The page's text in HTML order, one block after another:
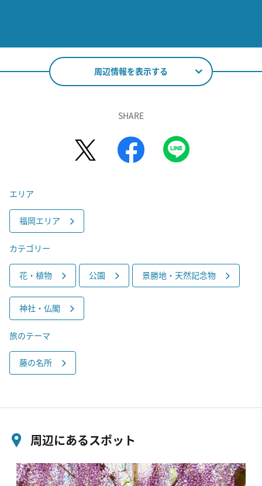
周辺情報を表示する
SHARE
エリア
福岡エリア
カテゴリー
花・植物 公園 景勝地・天然記念物
神社・仏閣
旅のテーマ
藤の名所
周辺にあるスポット